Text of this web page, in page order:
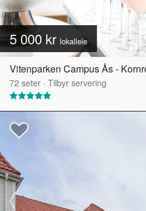
5 000 kr lokalleie
Vitenparken Campus Ås -
72seter · Tilbyr servering